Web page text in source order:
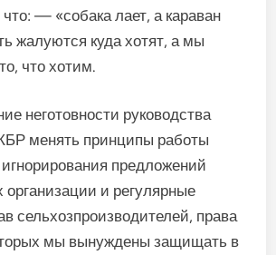
— «собака лает, а караван
жалуются куда хотят, а мы
что хотим.
неготовности руководства
менять принципы работы
предложений
и регулярные
сельхозпроизводителей, права
мы вынуждены защищать в